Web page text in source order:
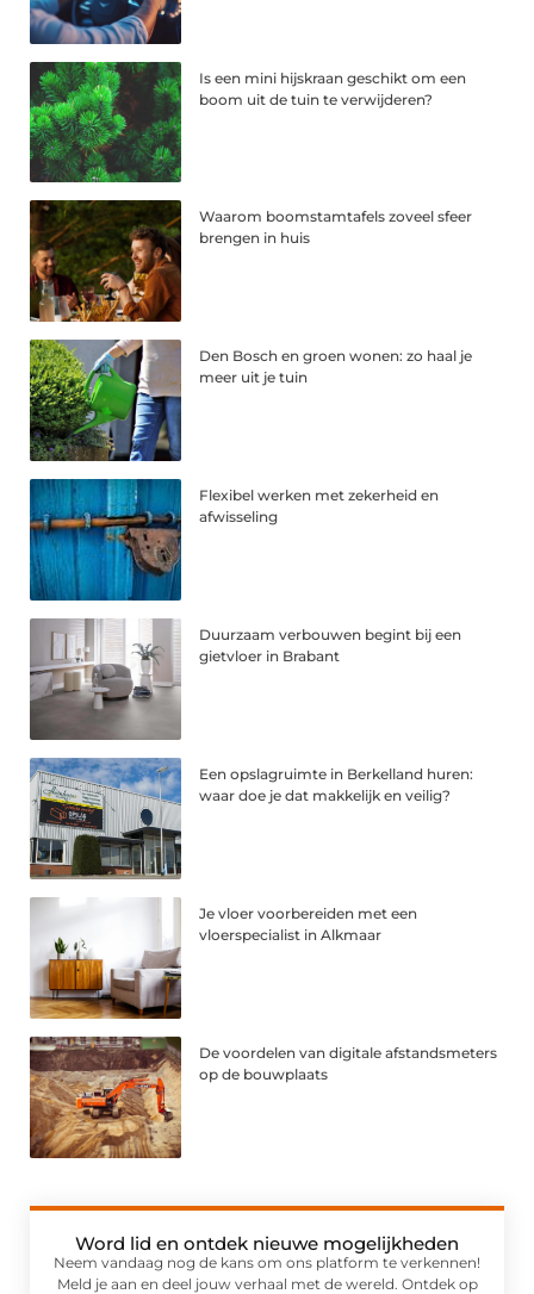
Is een mini hijskraan geschikt om een
boom uit de tuin te verwijderen?
Waarom boomstamtafels zoveel sfeer
brengen in huis
Den Bosch en groen wonen: zo haal je
meer uit je tuin
Flexibel werken met zekerheid en
afwisseling
Duurzaam verbouwen begint bij een
gietvloer in Brabant
Een opslagruimte in Berkelland huren:
waar doe je dat makkelijk en veilig?
Je vloer voorbereiden met een
vloerspecialist in Alkmaar
De voordelen van digitale afstandsmeters
op de bouwplaats
Word lid en ontdek nieuwe mogelijkheden
Neem vandaag nog de kans om ons platform te verkennen!
Meld je aan en deel jouw verhaal met de wereld. Ontdek op